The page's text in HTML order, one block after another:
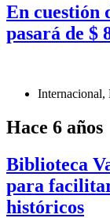
En cuestión
pasará de $
Internacional,
Hace 6 años
Biblioteca
para
históricos